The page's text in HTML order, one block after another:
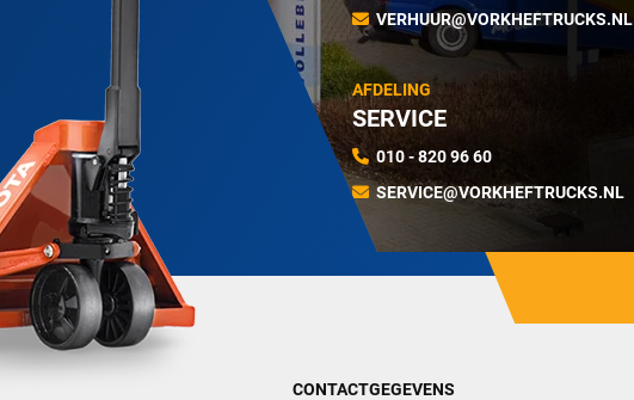
VERHUUR@VORKHEFTRUCKS.NL
AFDELING
SERVICE
010 - 820 96 60
SERVICE@VORKHEFTRUCKS.NL
CONTACTGEGEVENS